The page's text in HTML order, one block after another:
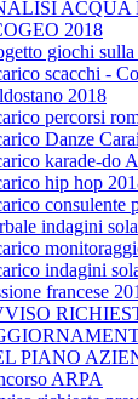
ACQUA
2018
giochi
scacchi -
2018
percorsi
Danze
karade-do
hip hop
consulente
indagini
indagini
francese
PIANO
ARPA